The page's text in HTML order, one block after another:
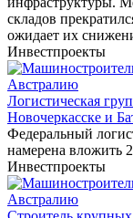
складов
ожидает их
Инвестпроекты
Логистическая
Новочеркасске и
Федеральный
намерена вложить
Инвестпроекты